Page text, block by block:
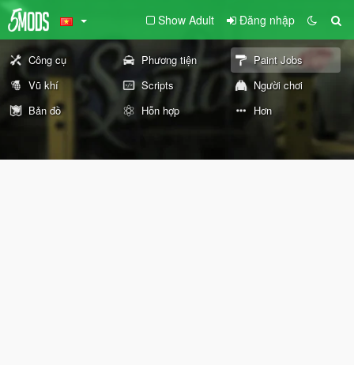
Show Adult Đăng nhập
Công cụ Phương tiện
Paint Jobs
Vũ khí
Scripts
Người chơi
Bản đồ
Hỗn hợp Hơn